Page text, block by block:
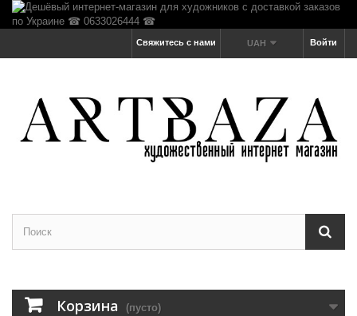
Войти
UAH
Свяжитесь с нами
Корзина (пусто)